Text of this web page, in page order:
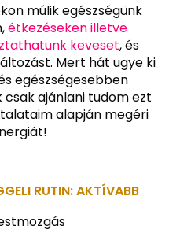
múlik egészségünk
étkezéseken illetve
keveset, és
Mert hát ugye ki
egészségesebben
csak ajánlani tudom ezt
alapján megéri
RUTIN: AKTÍVABB